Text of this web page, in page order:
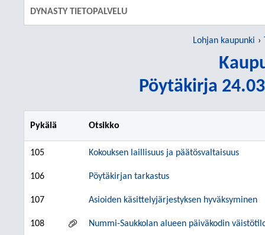
DYNASTY TIETOPALVELU
Lohjan kaupunki
Pöytäkirja
Pykälä Otsikko
105 Kokouksen laillisuus ja päätösvaltaisuus
106 Pöytäkirjan tarkastus
107 Asioiden käsittelyjärjestyksen hyväksyminen
108 Nummi-Saukkolan alueen päiväkodin